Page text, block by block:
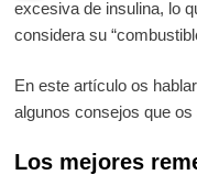
excesiva de insulina, lo
considera su
En este artículo os
algunos consejos que
Los mejores